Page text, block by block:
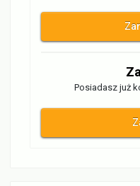
Posiadasz już